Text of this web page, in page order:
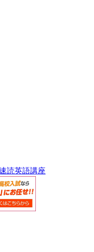
読英語講座